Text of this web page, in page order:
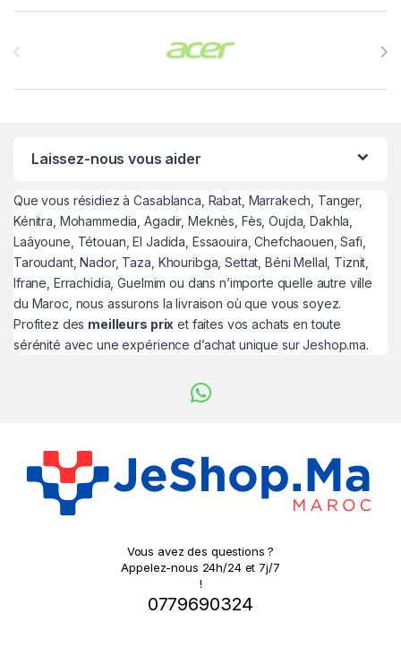
Laissez-nous vous aider
Que vous résidiez à Casablanca, Rabat, Marrakech, Tanger,
Kénitra, Mohammedia, Agadir, Meknès, Fès, Oujda, Dakhla,
Laâyoune, Tétouan, El Jadida, Essaouira, Chefchaouen, Safi,
Taroudant, Nador, Taza, Khouribga, Settat, Béni Mellal, Tiznit,
Ifrane, Errachidia, Guelmim ou dans n’importe quelle autre ville
du Maroc, nous assurons la livraison où que vous soyez.
Profitez des meilleurs prix et faites vos achats en toute
sérénité avec une expérience d’achat unique sur Jeshop.ma.
Vous avez des questions ?
Appelez-nous 24h/24 et 7j/7
!
0779690324